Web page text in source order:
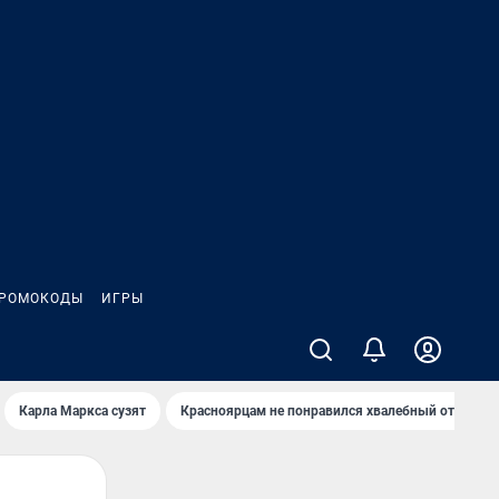
ИГРЫ
Карла Маркса сузят Красноярцам не понравился хвалебный отзыв о